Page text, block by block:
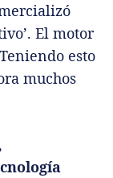
El motor
esto
muchos